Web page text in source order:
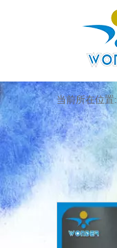
当前所在位置: